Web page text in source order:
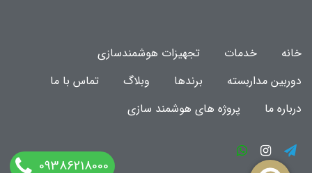
خانه خدمات
تجهیزات هوشمندسازی
دوربین مداربسته
برندها وبلاگ
تماس با ما
درباره ما
پروژه های هوشمند سازی
09386218000